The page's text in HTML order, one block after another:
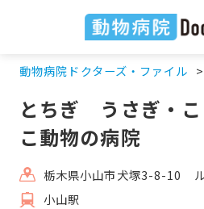
動物病院ドクターズ・ファイル
とちぎ うさぎ・こ
こ動物の病院
栃木県小山市犬塚3-8-10
小山駅